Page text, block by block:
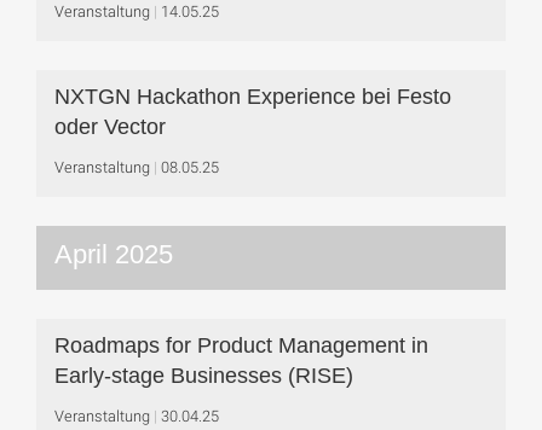
Veranstaltung 14.05.25
NXTGN Hackathon Experience bei Festo
oder Vector
Veranstaltung 08.05.25
April 2025
Roadmaps for Product Management in
Early-stage Businesses (RISE)
Veranstaltung 30.04.25